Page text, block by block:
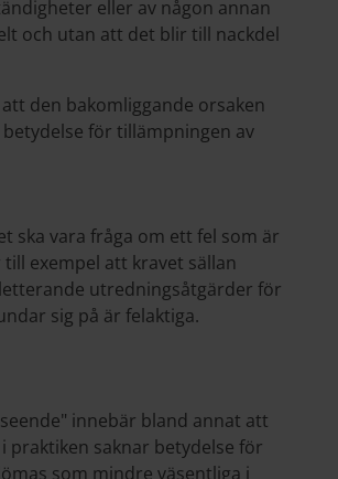
eller av någon annan
och utan att det blir till nackdel
den bakomliggande orsaken
för tillämpningen av
ska vara fråga om ett fel som är
exempel att kravet sällan
utredningsåtgärder för
sig på är felaktiga.
innebär bland annat att
saknar betydelse för
som mindre väsentliga i